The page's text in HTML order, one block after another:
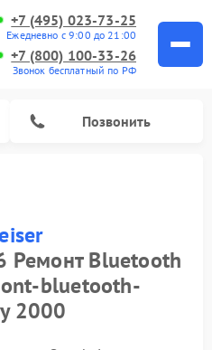
+7 (495) 023-73-25
Ежедневно с 9:00 до 21:00
+7 (800) 100-33-26
Звонок бесплатный по РФ
Позвонить
Bluetooth
bluetooth-
2000